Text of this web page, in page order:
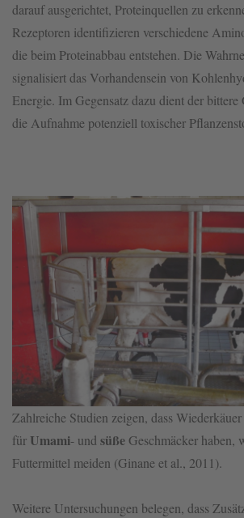
darauf ausgerichtet, Proteinquellen zu
Rezeptoren identifizieren verschiedene
die beim Proteinabbau entstehen. Die
signalisiert das Vorhandensein von
Energie. Im Gegensatz dazu dient der bittere
die Aufnahme potenziell toxischer
Zahlreiche Studien zeigen, dass
für Umami- und süßeGeschmäcker haben,
Futtermittel meiden (Ginane et al., 2011).
Weitere Untersuchungen belegen, dass